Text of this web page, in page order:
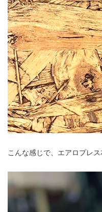
こんな感じで、エアロプレス